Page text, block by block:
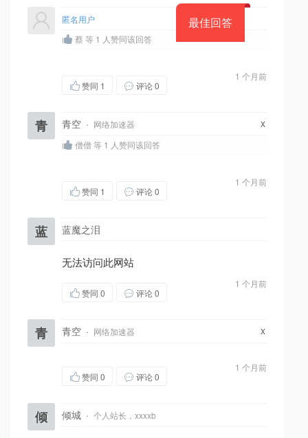
最佳回答
匿名用户
蔡 等 1 人赞同该回答
1 个月前
赞同 1 评论 0
青 青空 · 网络加速器 x
僧僧 等 1 人赞同该回答
1 个月前
赞同 1 评论 0
蓝 蓝魔之泪
无法访问此网站
1 个月前
赞同 0 评论 0
青 青空 · 网络加速器 x
1 个月前
赞同 0 评论 0
倾 倾城 · 个人站长，xxxxb